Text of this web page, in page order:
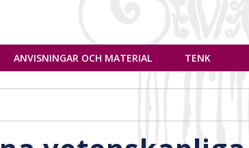
ANVISNINGAR OCH MATERIAL TENK